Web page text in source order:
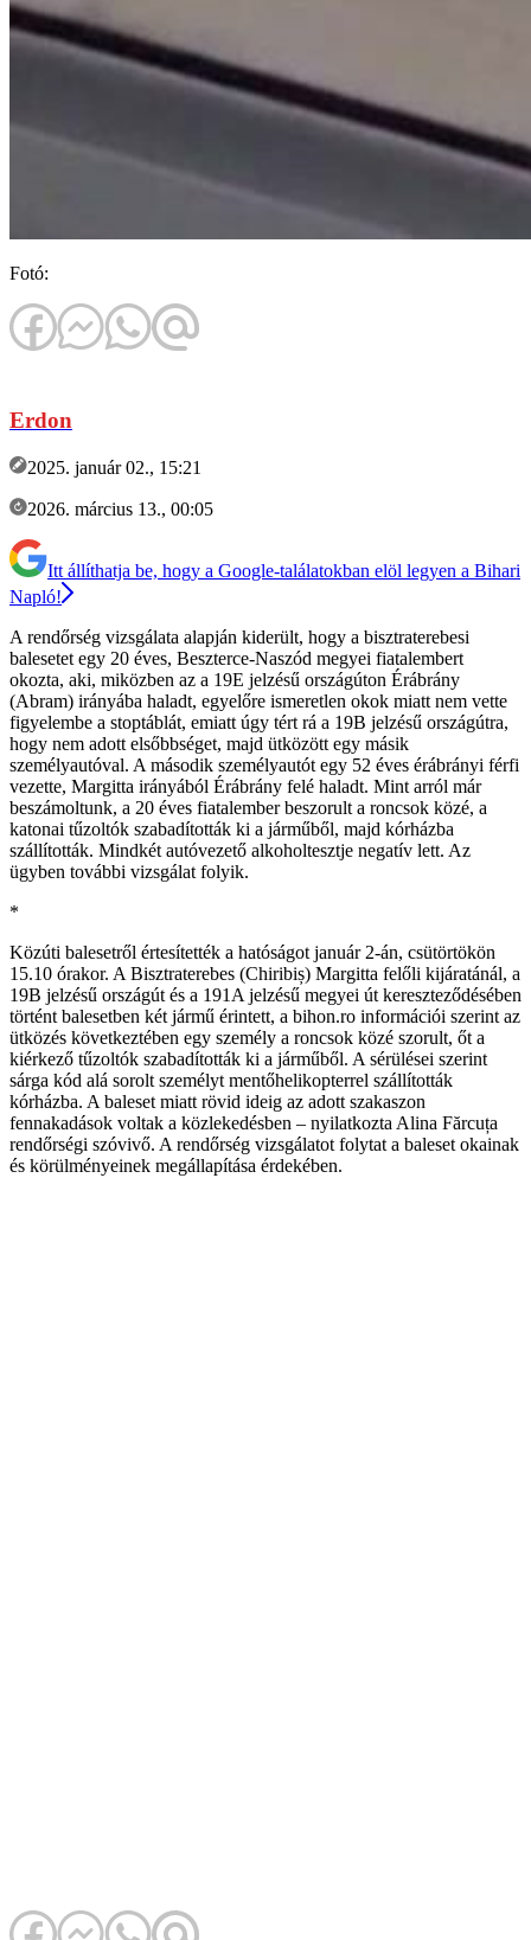
Fotó:
Erdon
2025. január 02., 15:21
2026. március 13., 00:05
Itt állíthatja be, hogy a Google-találatokban elöl legyen a Bihari
Napló!
A rendőrség vizsgálata alapján kiderült, hogy a bisztraterebesi
balesetet egy 20 éves, Beszterce-Naszód megyei fiatalembert
okozta, aki, miközben az a 19E jelzésű országúton Érábrány
(Abram) irányába haladt, egyelőre ismeretlen okok miatt nem vette
figyelembe a stoptáblát, emiatt úgy tért rá a 19B jelzésű országútra,
hogy nem adott elsőbbséget, majd ütközött egy másik
személyautóval. A második személyautót egy 52 éves érábrányi férfi
vezette, Margitta irányából Érábrány felé haladt. Mint arról már
beszámoltunk, a 20 éves fiatalember beszorult a roncsok közé, a
katonai tűzoltók szabadították ki a járműből, majd kórházba
szállították. Mindkét autóvezető alkoholtesztje negatív lett. Az
ügyben további vizsgálat folyik.
*
Közúti balesetről értesítették a hatóságot január 2-án, csütörtökön
15.10 órakor. A Bisztraterebes (Chiribiș) Margitta felőli kijáratánál, a
19B jelzésű országút és a 191A jelzésű megyei út kereszteződésében
történt balesetben két jármű érintett, a bihon.ro információi szerint az
ütközés következtében egy személy a roncsok közé szorult, őt a
kiérkező tűzoltók szabadították ki a járműből. A sérülései szerint
sárga kód alá sorolt személyt mentőhelikopterrel szállították
kórházba. A baleset miatt rövid ideig az adott szakaszon
fennakadások voltak a közlekedésben – nyilatkozta Alina Fărcuța
rendőrségi szóvivő. A rendőrség vizsgálatot folytat a baleset okainak
és körülményeinek megállapítása érdekében.